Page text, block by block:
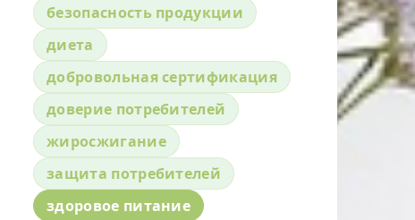
безопасность продукции
диета
добровольная сертификация
доверие потребителей
жиросжигание
защита потребителей
здоровое питание